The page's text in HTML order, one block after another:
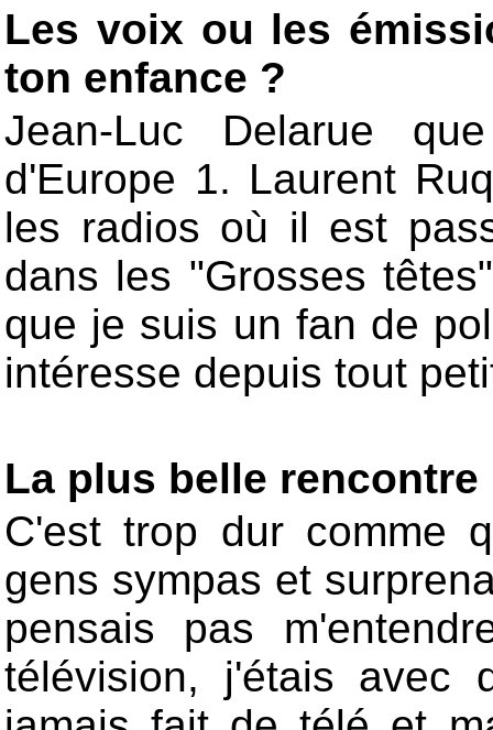
Les voix ou les
ton enfance ?
Jean-Luc Delarue
d'Europe 1. Laurent
les radios où il est
dans les "Grosses
que je suis un fan de
intéresse depuis tout
La plus belle
C'est trop dur comme
gens sympas et
pensais pas
télévision, j'étais avec